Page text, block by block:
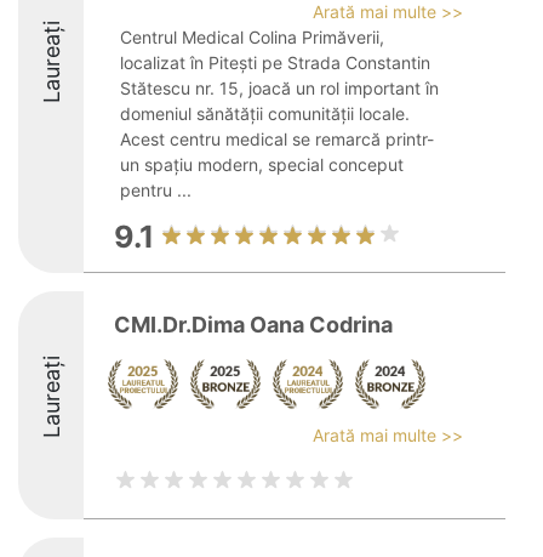
Laureați
Arată mai multe >>
Centrul Medical Colina Primăverii,
localizat în Pitești pe Strada Constantin
Stătescu nr. 15, joacă un rol important în
domeniul sănătății comunității locale.
Acest centru medical se remarcă printr-
un spațiu modern, special conceput
pentru ...
9.1
Laureați
CMI.Dr.Dima Oana Codrina
Arată mai multe >>